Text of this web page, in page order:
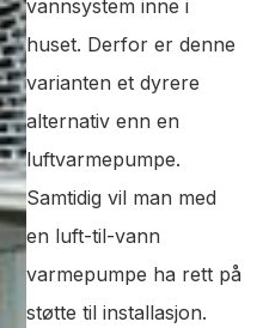
vannsystem inne i
huset. Derfor er denne
varianten et dyrere
alternativ enn en
luftvarmepumpe.
Samtidig vil man med
en luft-til-vann
varmepumpe ha rett på
støtte til installasjon.